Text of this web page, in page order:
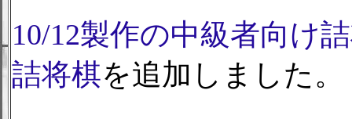
10/12製作の中級者向け
詰将棋を追加しました。